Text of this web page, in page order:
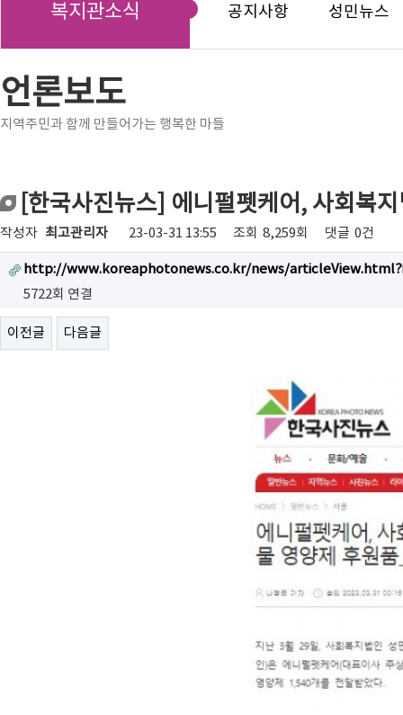
복지관소식 공지사항 성민뉴스
언론보도
지역주민과 함께 만들어가는 행복한 마들
[한국사진뉴스] 에니펄펫케어, 사회복
작성자 최고관리자 23-03-31 13:55 조회 8,259회 댓글 0건
http://www.koreaphotonews.co.kr/news/
5722회 연결
이전글 다음글